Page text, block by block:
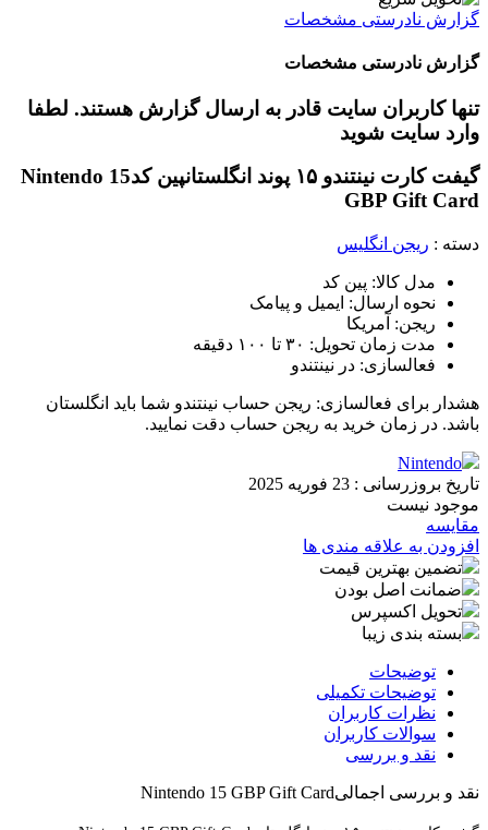
گزارش نادرستی مشخصات
گزارش نادرستی مشخصات
تنها کاربران سایت قادر به ارسال گزارش هستند. لطفا
وارد سایت شوید
گیفت کارت نینتندو ۱۵ پوند انگلستان
پین کدNintendo 15
GBP Gift Card
دسته : ریجن انگلیس
مدل کالا: پین کد
نحوه ارسال: ایمیل و پیامک
ریجن: آمریکا
مدت زمان تحویل: ۳۰ تا ۱۰۰ دقیقه
فعالسازی: در نینتندو
هشدار برای فعالسازی: ریجن حساب نینتندو شما باید انگلستان
باشد. در زمان خرید به ریجن حساب دقت نمایید.
Nintendo
تاریخ بروزرسانی : 23 فوریه 2025
موجود نیست
مقایسه
افزودن به علاقه مندی ها
تضمین بهترین قیمت
ضمانت اصل بودن
تحویل اکسپرس
بسته بندی زیبا
توضیحات
توضیحات تکمیلی
نظرات کاربران
سوالات کاربران
نقد و بررسی
نقد و بررسی اجمالیNintendo 15 GBP Gift Card